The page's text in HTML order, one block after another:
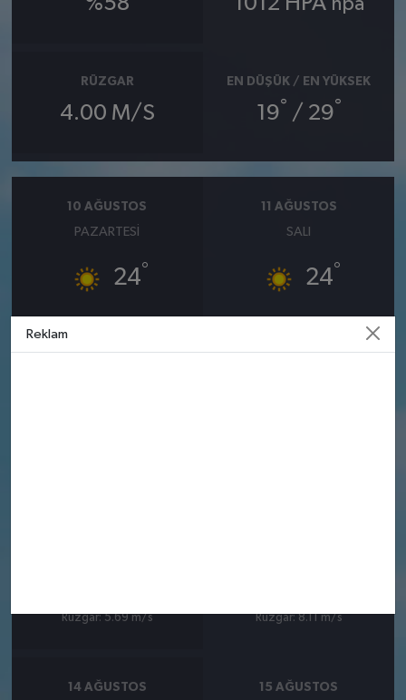
hpa
RÜZGAR
4.00 M/S
EN DÜŞÜK / EN YÜKSEK
19° / 29°
10 AĞUSTOS
PAZARTESI
24°
11 AĞUSTOS
SALI
24°
Rüzgar: 5.69 m/s
Rüzgar: 8.11 m/s
14 AĞUSTOS 15 AĞUSTOS
Reklam